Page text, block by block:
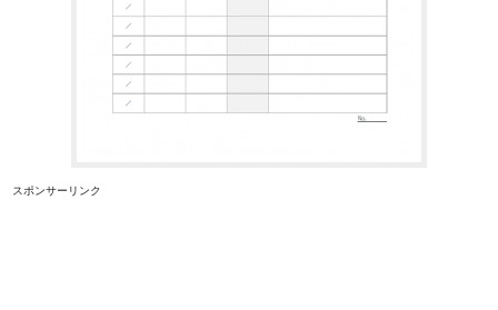
スポンサーリンク